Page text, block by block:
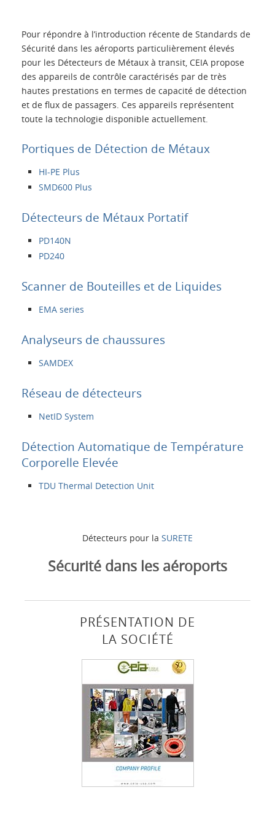
Applications
Produits
Présentation
Contacts
Login
Détecteurs pour la SURETE
Sécurité dans les aéroports
PRÉSENTATION DE
LA SOCIÉTÉ
Pour répondre à l’introduction récente de Standards de
Sécurité dans les aéroports particulièrement élevés
pour les Détecteurs de Métaux à transit, CEIA propose
des appareils de contrôle caractérisés par de très
hautes prestations en termes de capacité de détection
et de flux de passagers. Ces appareils représentent
toute la technologie disponible actuellement.
Portiques de Détection de Métaux
HI-PE Plus
SMD600 Plus
Détecteurs de Métaux Portatif
PD140N
PD240
Scanner de Bouteilles et de Liquides
EMA series
Analyseurs de chaussures
SAMDEX
Réseau de détecteurs
NetID System
Détection Automatique de Température
Corporelle Elevée
TDU Thermal Detection Unit